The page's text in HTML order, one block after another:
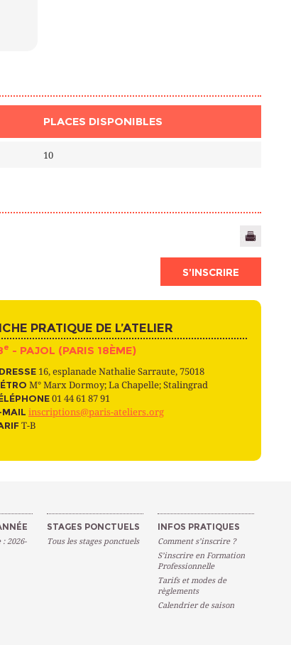
PLACES DISPONIBLES
10
S’INSCRIRE
PRATIQUE DE L’ATELIER
e - PAJOL (PARIS 18ÈME)
16, esplanade Nathalie Sarraute, 75018
M° Marx Dormoy; La Chapelle; Stalingrad
01 44 61 87 91
MAIL inscriptions@paris-ateliers.org
T-B
2026-
STAGES PONCTUELS
Tous les stages ponctuels
INFOS PRATIQUES
Comment s’inscrire ?
S’inscrire en Formation
Professionnelle
Tarifs et modes de
règlements
Calendrier de saison